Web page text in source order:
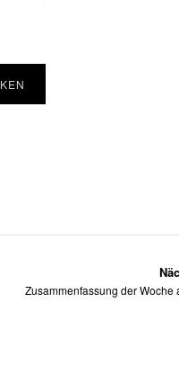
Zusammenfassung der Woche